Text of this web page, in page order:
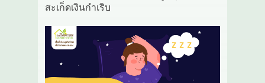
สะเก็ดเงินกำเริบ